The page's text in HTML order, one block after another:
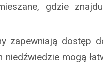
gdzie
zapewniają dostęp
mogą